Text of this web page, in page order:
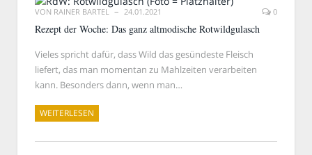
VON RAINER BARTEL 24.01.2021 0
Rezept der Woche: Das ganz altmodische Rotwildgulasch
Vieles spricht dafür, dass Wild das gesündeste Fleisch
liefert, das man momentan zu Mahlzeiten verarbeiten
kann. Besonders dann, wenn man…
WEITERLESEN